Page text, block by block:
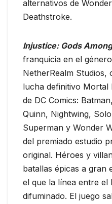
alternativos de
Deathstroke.
Injustice: Gods
franquicia en el
NetherRealm Studios,
lucha definitivo Mortal
de DC Comics:
Quinn, Nightwing,
Superman y Wonder
del premiado estudio
original. Héroes y
batallas épicas a gran
el que la línea entre el
difuminado. El juego